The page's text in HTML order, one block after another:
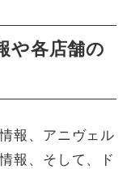
や各店舗の
報、アニヴェル
報、そして、ド